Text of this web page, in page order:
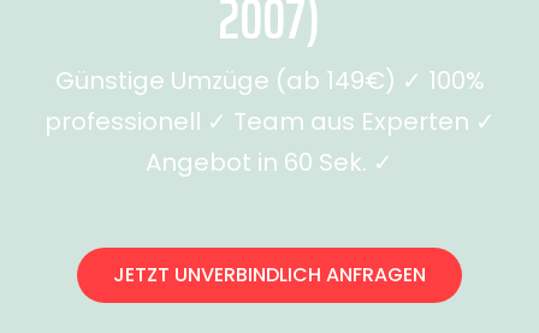
2007)
Günstige Umzüge (ab 149€) ✓ 100%
professionell ✓ Team aus Experten ✓
Angebot in 60 Sek. ✓
JETZT UNVERBINDLICH ANFRAGEN